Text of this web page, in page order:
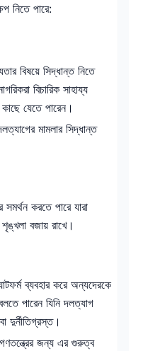
নিতে পারে:
বিষয়ে সিদ্ধান্ত নিতে
বিচারিক সাহায্য
যেতে পারেন।
মামলার সিদ্ধান্ত
সমর্থন করতে পারে যারা
বজায় রাখে।
ব্যবহার করে অন্যদেরকে
পারেন যিনি দলত্যাগ
দুর্নীতিগ্রস্ত।
জন্য এর গুরুত্ব